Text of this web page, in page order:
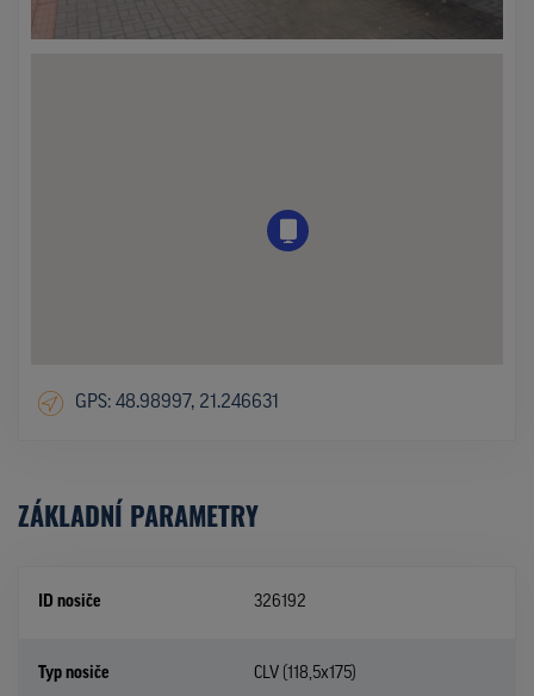
GPS: 48.98997, 21.246631
ZÁKLADNÍ PARAMETRY
ID nosiče 326192
Typ nosiče CLV (118,5x175)